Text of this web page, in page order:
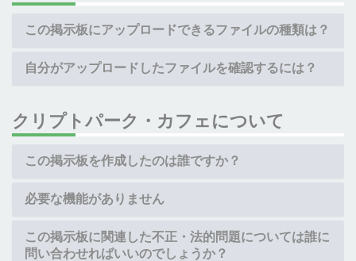
この掲示板にアップロードできるファイルの種類は？
自分がアップロードしたファイルを確認するには？
クリプトパーク・カフェについて
この掲示板を作成したのは誰ですか？
必要な機能がありません
この掲示板に関連した不正・法的問題については誰に
問い合わせればいいのでしょうか？